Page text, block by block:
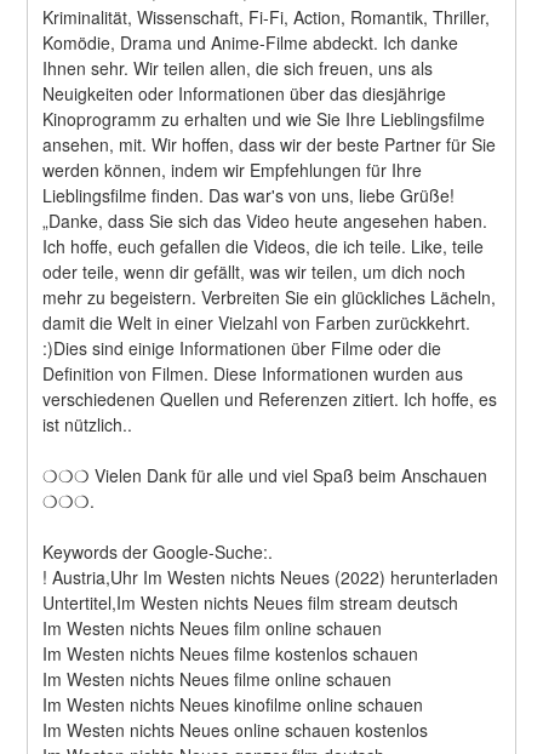
Kriminalität, Wissenschaft, Fi-Fi, Action, Romantik, Thriller,
Komödie, Drama und Anime-Filme abdeckt. Ich danke
Ihnen sehr. Wir teilen allen, die sich freuen, uns als
Neuigkeiten oder Informationen über das diesjährige
Kinoprogramm zu erhalten und wie Sie Ihre Lieblingsfilme
ansehen, mit. Wir hoffen, dass wir der beste Partner für Sie
werden können, indem wir Empfehlungen für Ihre
Lieblingsfilme finden. Das war's von uns, liebe Grüße!
„Danke, dass Sie sich das Video heute angesehen haben.
Ich hoffe, euch gefallen die Videos, die ich teile. Like, teile
oder teile, wenn dir gefällt, was wir teilen, um dich noch
mehr zu begeistern. Verbreiten Sie ein glückliches Lächeln,
damit die Welt in einer Vielzahl von Farben zurückkehrt.
:)Dies sind einige Informationen über Filme oder die
Definition von Filmen. Diese Informationen wurden aus
verschiedenen Quellen und Referenzen zitiert. Ich hoffe, es
ist nützlich..
❍❍❍ Vielen Dank für alle und viel Spaß beim Anschauen
❍❍❍.
Keywords der Google-Suche:.
! Austria,Uhr Im Westen nichts Neues (2022) herunterladen
Untertitel,Im Westen nichts Neues film stream deutsch
Im Westen nichts Neues film online schauen
Im Westen nichts Neues filme kostenlos schauen
Im Westen nichts Neues filme online schauen
Im Westen nichts Neues kinofilme online schauen
Im Westen nichts Neues online schauen kostenlos